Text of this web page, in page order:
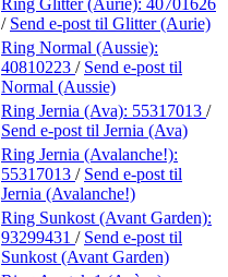
/ Send e-post til Glitter (Aurie)
Ring Normal (Aussie):
40810223 / Send e-post til
Normal (Aussie)
Ring Jernia (Ava): 55317013 /
Send e-post til Jernia (Ava)
Ring Jernia (Avalanche!):
55317013 / Send e-post til
Jernia (Avalanche!)
Ring Sunkost (Avant Garden):
93299431 / Send e-post til
Sunkost (Avant Garden)